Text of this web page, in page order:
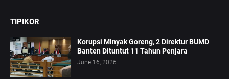
TIPIKOR
Korupsi Minyak Goreng, 2 Direktur BUMD
Banten Dituntut 11 Tahun Penjara
June 16, 2026